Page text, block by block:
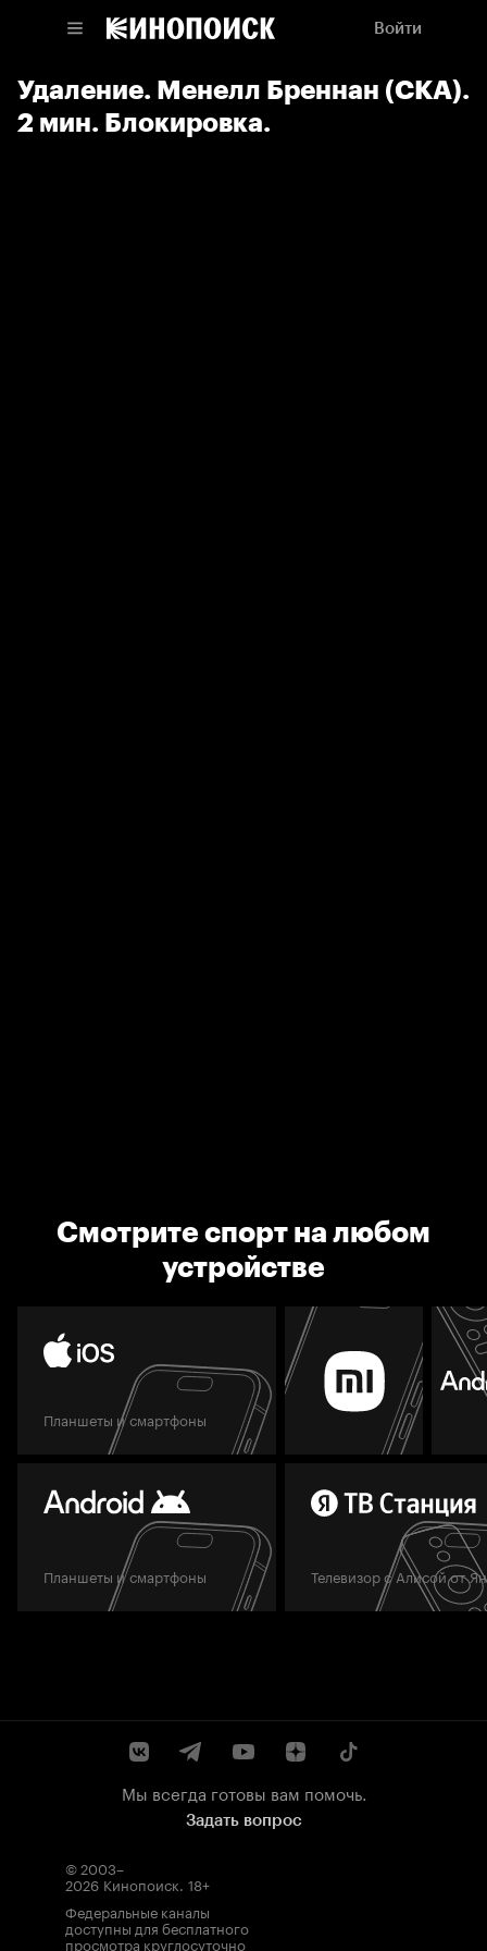
Войти
Удаление. Менелл Бреннан (СКА).
2 мин. Блокировка.
Смотрите спорт на любом
устройстве
Планшеты и смартфоны
Планшеты и смартфоны Телевизор с Алисой от
Мы всегда готовы вам помочь.
Задать вопрос
© 2003–
2026 Кинопоиск. 18+
Федеральные каналы
доступны для бесплатного
просмотра круглосуточно